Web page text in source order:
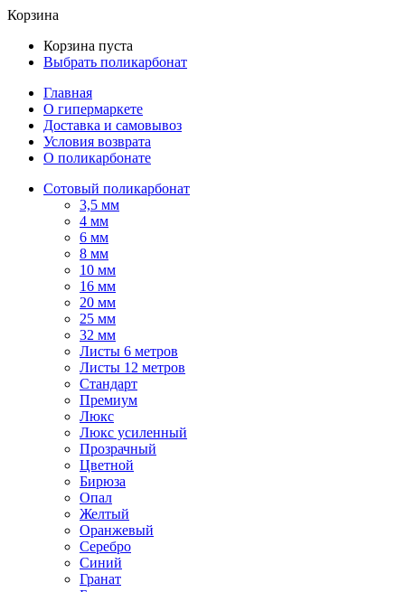
Корзина
Корзина пуста
Выбрать поликарбонат
Главная
О гипермаркете
Доставка и самовывоз
Условия возврата
О поликарбонате
Сотовый поликарбонат
3,5 мм
4 мм
6 мм
8 мм
10 мм
16 мм
20 мм
25 мм
32 мм
Листы 6 метров
Листы 12 метров
Стандарт
Премиум
Люкс
Люкс усиленный
Прозрачный
Цветной
Бирюза
Опал
Желтый
Оранжевый
Серебро
Синий
Гранат